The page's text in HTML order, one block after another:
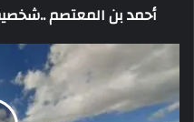
أحمد بن المعتصم